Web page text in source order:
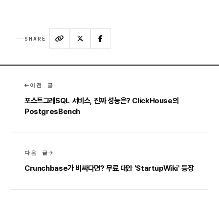
SHARE
이전 글
포스트그레SQL 서비스, 진짜 성능은? ClickHouse의
PostgresBench
다음 글
Crunchbase가 비싸다면? 무료 대안 'StartupWiki' 등장